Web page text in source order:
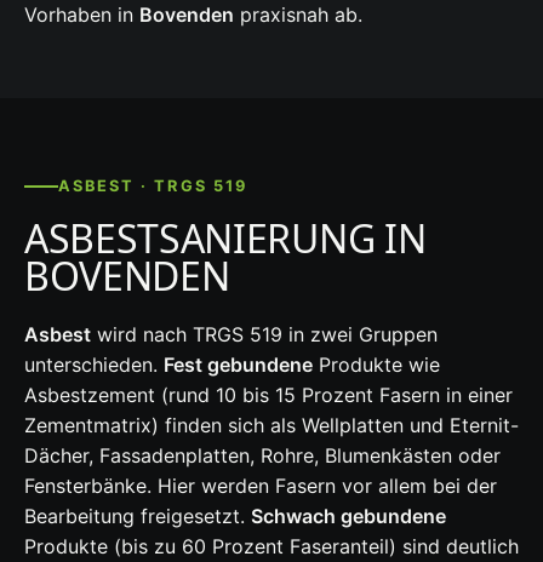
Vorhaben in Bovenden praxisnah ab.
ASBEST · TRGS 519
ASBESTSANIERUNG IN
BOVENDEN
Asbest wird nach TRGS 519 in zwei Gruppen
unterschieden. Fest gebundene Produkte wie
Asbestzement (rund 10 bis 15 Prozent Fasern in einer
Zementmatrix) finden sich als Wellplatten und Eternit-
Dächer, Fassadenplatten, Rohre, Blumenkästen oder
Fensterbänke. Hier werden Fasern vor allem bei der
Bearbeitung freigesetzt. Schwach gebundene
Produkte (bis zu 60 Prozent Faseranteil) sind deutlich